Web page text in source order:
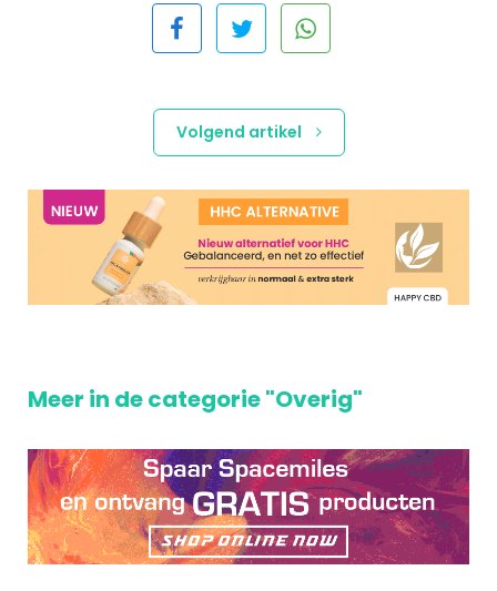
Volgend artikel
Meer in de categorie "Overig"